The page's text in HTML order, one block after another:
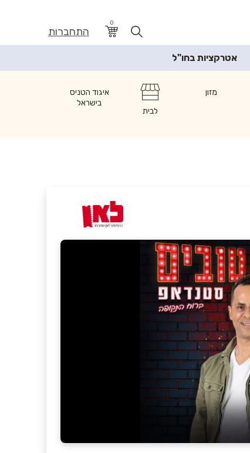
0
התחברות
אטרקציות בחו"ל
מזון
לבית
איגוד הטניס
בישראל